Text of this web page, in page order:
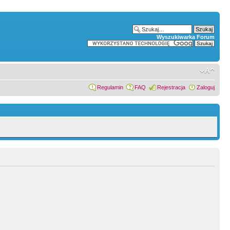
Wyszukiwarka Forum
Regulamin FAQ Rejestracja Zaloguj